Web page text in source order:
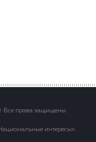
Все права защищены.
интересы» .